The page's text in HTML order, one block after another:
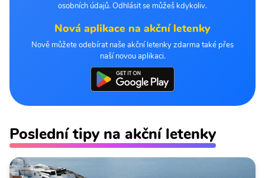
osobních údajů. Odhlásit se můžeš kdykoliv.
Nová aplikace na akční letenky
Nově můžete odebírat naše akční letenky zdarma také přes
naší novou aplikaci.
Poslední tipy na akční letenky